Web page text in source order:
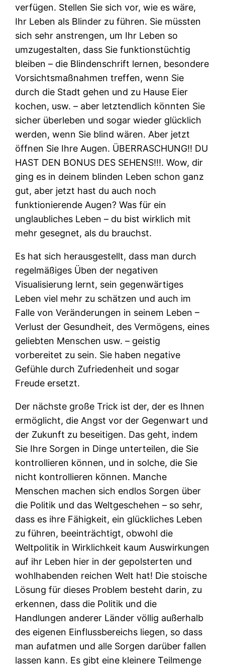
verfügen. Stellen Sie sich vor, wie es wäre,
Ihr Leben als Blinder zu führen. Sie müssten
sich sehr anstrengen, um Ihr Leben so
umzugestalten, dass Sie funktionstüchtig
bleiben – die Blindenschrift lernen, besondere
Vorsichtsmaßnahmen treffen, wenn Sie
durch die Stadt gehen und zu Hause Eier
kochen, usw. – aber letztendlich könnten Sie
sicher überleben und sogar wieder glücklich
werden, wenn Sie blind wären. Aber jetzt
öffnen Sie Ihre Augen. ÜBERRASCHUNG!! DU
HAST DEN BONUS DES SEHENS!!!. Wow, dir
ging es in deinem blinden Leben schon ganz
gut, aber jetzt hast du auch noch
funktionierende Augen? Was für ein
unglaubliches Leben – du bist wirklich mit
mehr gesegnet, als du brauchst.
Es hat sich herausgestellt, dass man durch
regelmäßiges Üben der negativen
Visualisierung lernt, sein gegenwärtiges
Leben viel mehr zu schätzen und auch im
Falle von Veränderungen in seinem Leben –
Verlust der Gesundheit, des Vermögens, eines
geliebten Menschen usw. – geistig
vorbereitet zu sein. Sie haben negative
Gefühle durch Zufriedenheit und sogar
Freude ersetzt.
Der nächste große Trick ist der, der es Ihnen
ermöglicht, die Angst vor der Gegenwart und
der Zukunft zu beseitigen. Das geht, indem
Sie Ihre Sorgen in Dinge unterteilen, die Sie
kontrollieren können, und in solche, die Sie
nicht kontrollieren können. Manche
Menschen machen sich endlos Sorgen über
die Politik und das Weltgeschehen – so sehr,
dass es ihre Fähigkeit, ein glückliches Leben
zu führen, beeinträchtigt, obwohl die
Weltpolitik in Wirklichkeit kaum Auswirkungen
auf ihr Leben hier in der gepolsterten und
wohlhabenden reichen Welt hat! Die stoische
Lösung für dieses Problem besteht darin, zu
erkennen, dass die Politik und die
Handlungen anderer Länder völlig außerhalb
des eigenen Einflussbereichs liegen, so dass
man aufatmen und alle Sorgen darüber fallen
lassen kann. Es gibt eine kleinere Teilmenge